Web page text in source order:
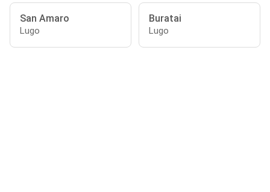
San Amaro
Lugo
Buratai
Lugo